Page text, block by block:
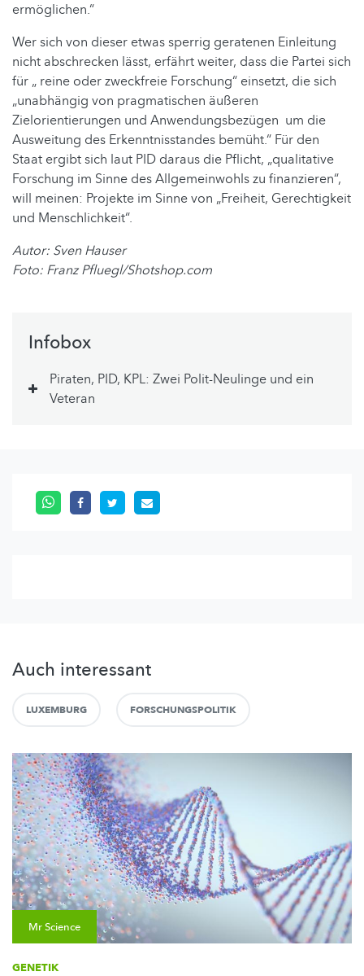
ermöglichen.“
Wer sich von dieser etwas sperrig geratenen Einleitung
nicht abschrecken lässt, erfährt weiter, dass die Partei sich
für „ reine oder zweckfreie Forschung“ einsetzt, die sich
„unabhängig von pragmatischen äußeren
Zielorientierungen und Anwendungsbezügen um die
Ausweitung des Erkenntnisstandes bemüht.“ Für den
Staat ergibt sich laut PID daraus die Pflicht, „qualitative
Forschung im Sinne des Allgemeinwohls zu finanzieren“,
will meinen: Projekte im Sinne von „Freiheit, Gerechtigkeit
und Menschlichkeit“.
Autor: Sven Hauser
Foto: Franz Pfluegl/Shotshop.com
Infobox
Piraten, PID, KPL: Zwei Polit-Neulinge und ein
Veteran
Auch interessant
LUXEMBURG FORSCHUNGSPOLITIK
Mr Science
GENETIK